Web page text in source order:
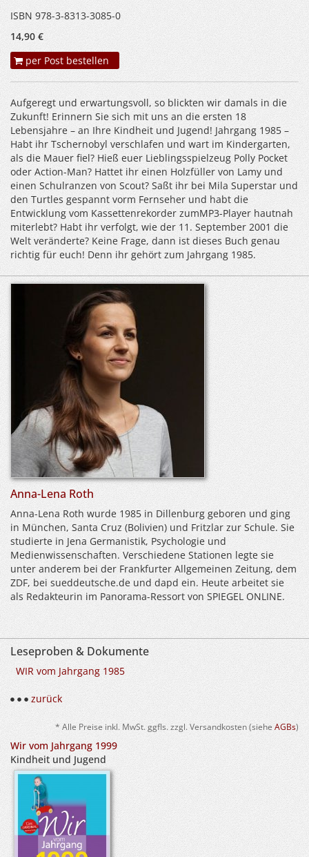
ISBN 978-3-8313-3085-0
14,90 €
per Post bestellen
Aufgeregt und erwartungsvoll, so blickten wir damals in die
Zukunft! Erinnern Sie sich mit uns an die ersten 18
Lebensjahre – an Ihre Kindheit und Jugend! Jahrgang 1985 –
Habt ihr Tschernobyl verschlafen und wart im Kindergarten,
als die Mauer fiel? Hieß euer Lieblingsspielzeug Polly Pocket
oder Action-Man? Hattet ihr einen Holzfüller von Lamy und
einen Schulranzen von Scout? Saßt ihr bei Mila Superstar und
den Turtles gespannt vorm Fernseher und habt die
Entwicklung vom Kassettenrekorder zumMP3-Player hautnah
miterlebt? Habt ihr verfolgt, wie der 11. September 2001 die
Welt veränderte? Keine Frage, dann ist dieses Buch genau
richtig für euch! Denn ihr gehört zum Jahrgang 1985.
Anna-Lena Roth
Anna-Lena Roth wurde 1985 in Dillenburg geboren und ging
in München, Santa Cruz (Bolivien) und Fritzlar zur Schule. Sie
studierte in Jena Germanistik, Psychologie und
Medienwissenschaften. Verschiedene Stationen legte sie
unter anderem bei der Frankfurter Allgemeinen Zeitung, dem
ZDF, bei sueddeutsche.de und dapd ein. Heute arbeitet sie
als Redakteurin im Panorama-Ressort von SPIEGEL ONLINE.
Leseproben & Dokumente
WIR vom Jahrgang 1985
zurück
* Alle Preise inkl. MwSt. ggfls. zzgl. Versandkosten (siehe AGBs)
Wir vom Jahrgang 1999
Kindheit und Jugend